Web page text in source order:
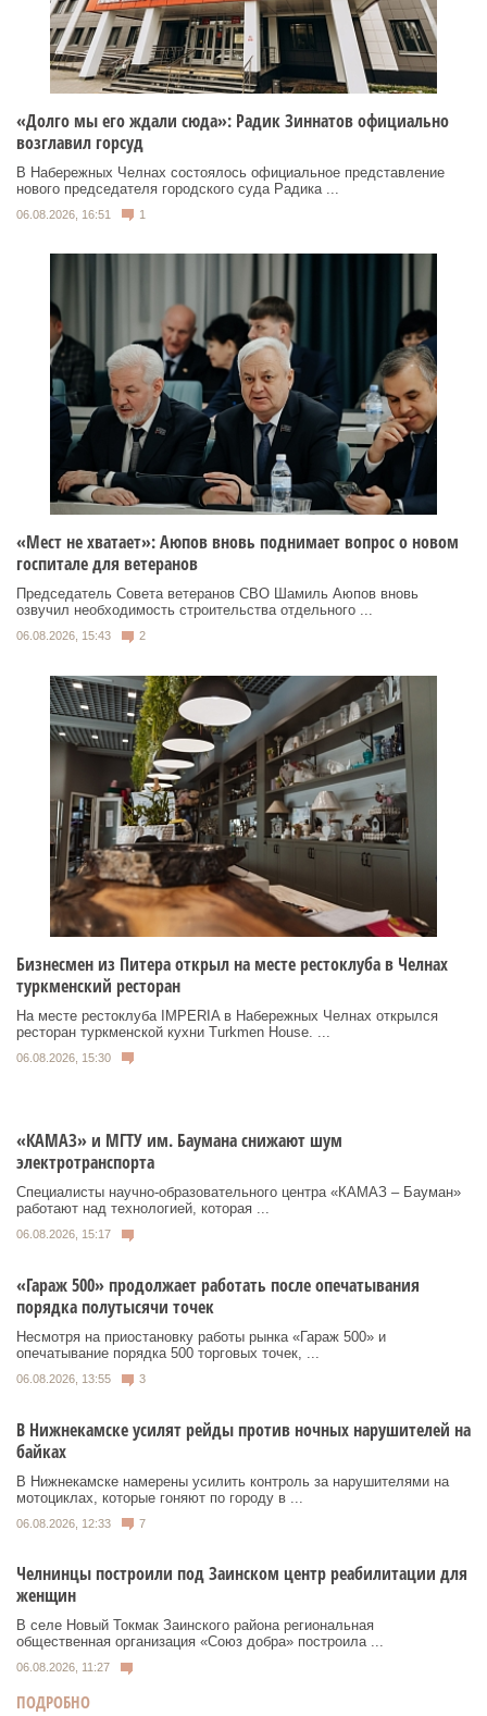
«Долго мы его ждали сюда»: Радик Зиннатов официально
возглавил горсуд
В Набережных Челнах состоялось официальное представление
нового председателя городского суда Радика ...
06.08.2026, 16:51 1
«Мест не хватает»: Аюпов вновь поднимает вопрос о новом
госпитале для ветеранов
Председатель Совета ветеранов СВО Шамиль Аюпов вновь
озвучил необходимость строительства отдельного ...
06.08.2026, 15:43 2
Бизнесмен из Питера открыл на месте рестоклуба в Челнах
туркменский ресторан
На месте рестоклуба IMPERIA в Набережных Челнах открылся
ресторан туркменской кухни Turkmen House. ...
06.08.2026, 15:30
«КАМАЗ» и МГТУ им. Баумана снижают шум
электротранспорта
Специалисты научно-образовательного центра «КАМАЗ – Бауман»
работают над технологией, которая ...
06.08.2026, 15:17
«Гараж 500» продолжает работать после опечатывания
порядка полутысячи точек
Несмотря на приостановку работы рынка «Гараж 500» и
опечатывание порядка 500 торговых точек, ...
06.08.2026, 13:55 3
В Нижнекамске усилят рейды против ночных нарушителей на
байках
В Нижнекамске намерены усилить контроль за нарушителями на
мотоциклах, которые гоняют по городу в ...
06.08.2026, 12:33 7
Челнинцы построили под Заинском центр реабилитации для
женщин
В селе Новый Токмак Заинского района региональная
общественная организация «Союз добра» построила ...
06.08.2026, 11:27
ПОДРОБНО